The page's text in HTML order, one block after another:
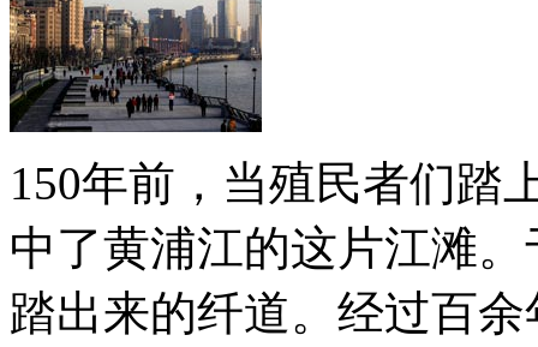
150年前，当殖民者们踏
中了黄浦江的这片江滩
踏出来的纤道。经过百